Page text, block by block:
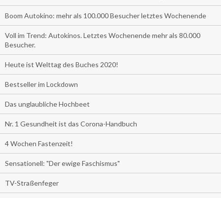
Boom Autokino: mehr als 100.000 Besucher letztes Wochenende
Voll im Trend: Autokinos. Letztes Wochenende mehr als 80.000
Besucher.
Heute ist Welttag des Buches 2020!
Bestseller im Lockdown
Das unglaubliche Hochbeet
Nr. 1 Gesundheit ist das Corona-Handbuch
4 Wochen Fastenzeit!
Sensationell: "Der ewige Faschismus"
TV-Straßenfeger